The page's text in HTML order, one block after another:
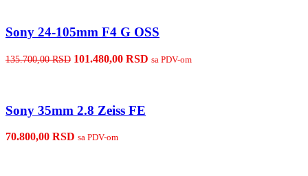
Sony 24-105mm F4 G OSS
135.700,00RSD Originalna
135.700,00 RSD.
101.480,00 RSD Trenutna
sa PDV-om
Sony 35mm 2.8 Zeiss FE
70.800,00 RSD sa PDV-om